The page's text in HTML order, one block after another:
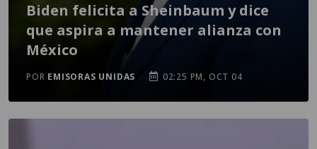
Biden felicita a Sheinbaum y dice
que aspira a mantener alianza con
México
POR EMISORAS UNIDAS 02:25 PM, OCT 04